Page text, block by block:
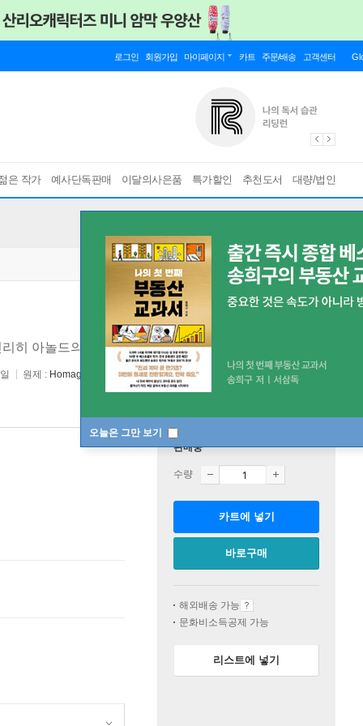
로그인 회원가입 마이페이지 카트 주문/배송 고객센터
은 작가 예사단독판매 이달의사은품 특가할인 추천도서 대량/법인
오늘은 그만 보기
히 아놀드의 생애
원제 : Homage to a Broken Man
판매중
수량
카트에 넣기
바로구매
해외배송 가능
문화비소득공제 가능
리스트에 넣기